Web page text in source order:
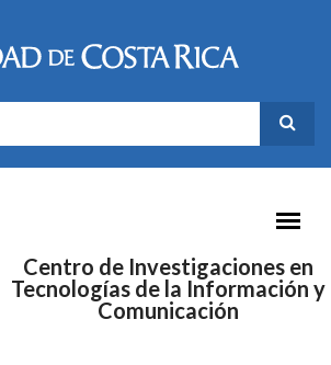
DE BÚSQUEDA
Centro de Investigaciones en
Tecnologías de la Información y
Comunicación